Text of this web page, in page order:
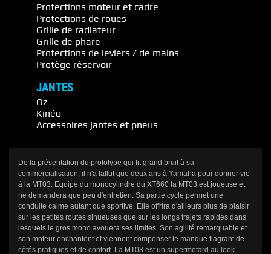
Protections moteur et cadre
Protections de roues
Grille de radiateur
Grille de phare
Protections de leviers / de mains
Protège réservoir
JANTES
Oz
Kinéo
Accessoires jantes et pneus
De la présentation du prototype qui fit grand bruit à sa
commercialisation, il n'a fallut que deux ans à Yamaha pour donner vie
à la MT03. Equipé du monocylindre du XT660 la MT03 est joueuse et
ne demandera que peu d'entretien. Sa partie cycle permet une
conduite calme autant que sportive. Elle offrira d'ailleurs plus de plaisir
sur les petites routes sinueuses que sur les longs trajets rapides dans
lesquels le gros mono avouera ses limites. Son agilité remarquable et
son moteur enchantent et viennent compenser le manque flagrant de
côtés pratiques et de confort. La MT03 est un supermotard au look